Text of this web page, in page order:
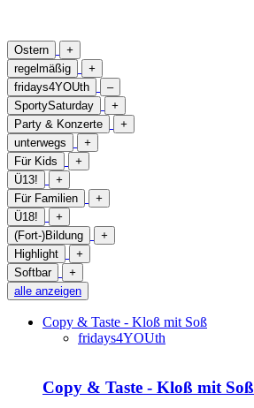
Ostern
+
regelmäßig
+
fridays4YOUth
–
SportySaturday
+
Party & Konzerte
+
unterwegs
+
Für Kids
+
Ü13!
+
Für Familien
+
Ü18!
+
(Fort-)Bildung
+
Highlight
+
Softbar
+
alle anzeigen
Copy & Taste - Kloß mit Soß
fridays4YOUth
Copy & Taste - Kloß mit Soß